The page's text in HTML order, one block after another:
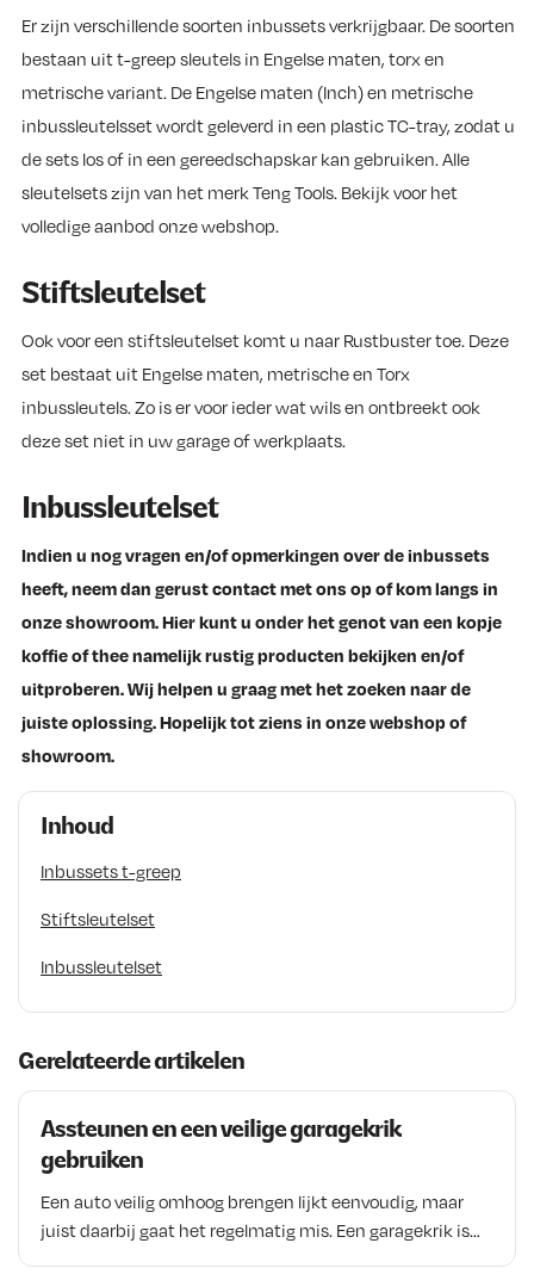
Inhoud
Inbussets t-greep
Stiftsleutelset
Inbussleutelset
Gerelateerde artikelen
Assteunen en een veilige garagekrik
gebruiken
Een auto veilig omhoog brengen lijkt eenvoudig, maar
juist daarbij gaat het regelmatig mis. Een garagekrik is
Er zijn verschillende soorten inbussets verkrijgbaar. De soorten
bestaan uit t-greep sleutels in Engelse maten, torx en
metrische variant. De Engelse maten (Inch) en metrische
inbussleutelsset wordt geleverd in een plastic TC-tray, zodat u
de sets los of in een gereedschapskar kan gebruiken. Alle
sleutelsets zijn van het merk Teng Tools. Bekijk voor het
volledige aanbod onze webshop.
Stiftsleutelset
Ook voor een stiftsleutelset komt u naar Rustbuster toe. Deze
set bestaat uit Engelse maten, metrische en Torx
inbussleutels. Zo is er voor ieder wat wils en ontbreekt ook
deze set niet in uw garage of werkplaats.
Inbussleutelset
Indien u nog vragen en/of opmerkingen over de inbussets
heeft, neem dan gerust contact met ons op of kom langs in
onze showroom. Hier kunt u onder het genot van een kopje
koffie of thee namelijk rustig producten bekijken en/of
uitproberen. Wij helpen u graag met het zoeken naar de
juiste oplossing. Hopelijk tot ziens in onze webshop of
showroom.